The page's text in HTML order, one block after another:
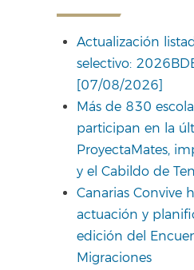
Actualización
selectivo:
[07/08/2026]
Más de 830
participan en la
ProyectaMates,
y el Cabildo de
Canarias Convive
actuación y
edición del
Migraciones